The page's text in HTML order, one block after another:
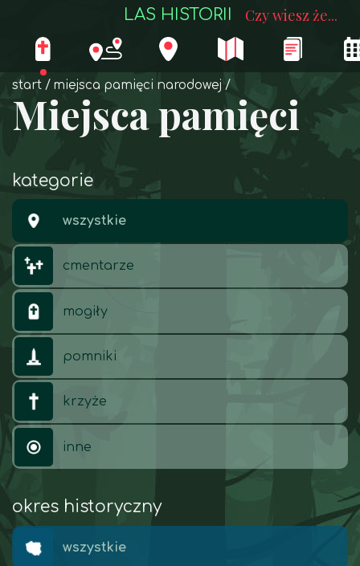
LAS HISTORII Czy wiesz że...
start miejsca pamięci narodowej
Miejsca pamięci
kategorie
wszystkie
cmentarze
mogiły
pomniki
krzyże
inne
okres historyczny
wszystkie